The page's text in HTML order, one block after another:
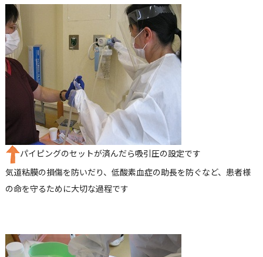
パイピングのセットが済んだら吸引圧の設定です
気道粘膜の損傷を防いだり、低酸素血症の助長を防ぐなど、患者様
の命を守るために大切な過程です